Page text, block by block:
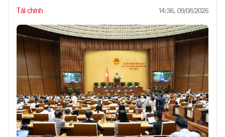
Tài chính 14:36, 09/08/2026